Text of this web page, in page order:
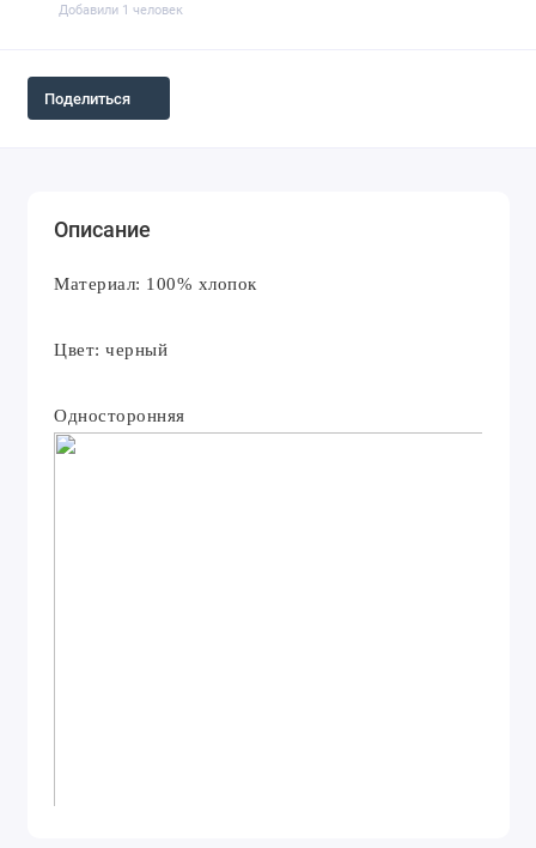
Добавили 1 человек
Поделиться
Описание
Материал: 100% хлопок
Цвет: черный
Односторонняя